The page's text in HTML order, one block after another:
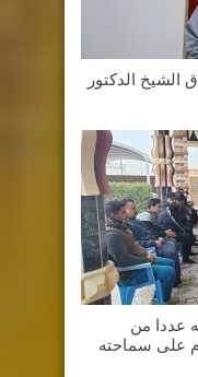
الشيخ الدكتور
عددا من
على سماحته